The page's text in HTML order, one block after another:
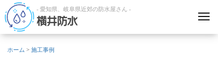
- 愛知県、岐阜県近郊の防水屋さん -
横井防水
ホーム > 施工事例